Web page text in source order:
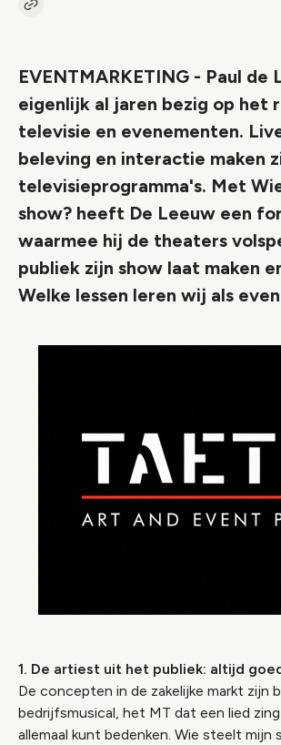
Kopieer link naar artikel
EVENTMARKETING - Paul de
eigenlijk al jaren bezig op het
televisie en evenementen.
beleving en interactie maken
televisieprogramma's. Met
show? heeft De Leeuw een
waarmee hij de theaters
publiek zijn show laat maken
Welke lessen leren wij als
1. De artiest uit het publiek: altijd
De concepten in de zakelijke markt zijn
bedrijfsmusical, het MT dat een lied
allemaal kunt bedenken. Wie steelt mijn